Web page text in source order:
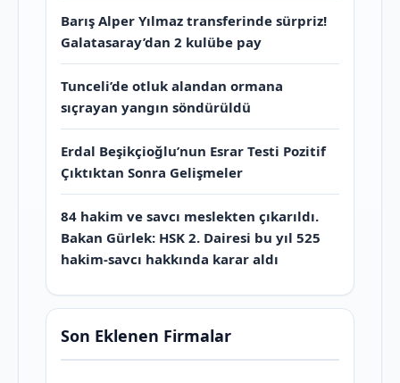
Barış Alper Yılmaz transferinde sürpriz!
Galatasaray’dan 2 kulübe pay
Tunceli’de otluk alandan ormana
sıçrayan yangın söndürüldü
Erdal Beşikçioğlu’nun Esrar Testi Pozitif
Çıktıktan Sonra Gelişmeler
84 hakim ve savcı meslekten çıkarıldı.
Bakan Gürlek: HSK 2. Dairesi bu yıl 525
hakim-savcı hakkında karar aldı
Son Eklenen Firmalar